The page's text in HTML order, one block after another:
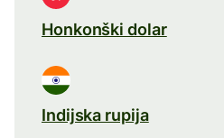
Honkonški dolar
Indijska rupija